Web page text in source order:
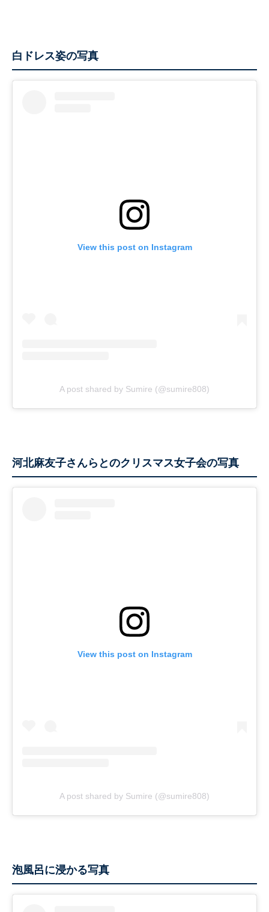
白ドレス姿の写真
View this post on Instagram
A post shared by Sumire (@sumire808)
河北麻友子さんらとのクリスマス女子会の写真
View this post on Instagram
A post shared by Sumire (@sumire808)
泡風呂に浸かる写真